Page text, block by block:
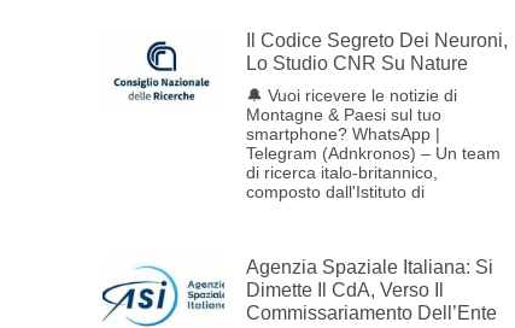
Il Codice Segreto Dei Neuroni,
Lo Studio CNR Su Nature
🔔 Vuoi ricevere le notizie di
Montagne & Paesi sul tuo
smartphone? WhatsApp |
Telegram (Adnkronos) – Un team
di ricerca italo-britannico,
composto dall'Istituto di
Agenzia Spaziale Italiana: Si
Dimette Il CdA, Verso Il
Commissariamento Dell’Ente